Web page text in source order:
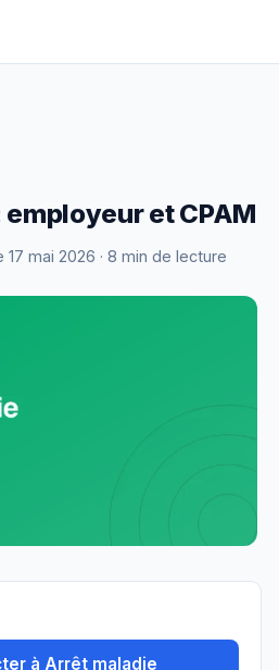
et CPAM
17 mai 2026 · 8 min de lecture
à Arrêt maladie